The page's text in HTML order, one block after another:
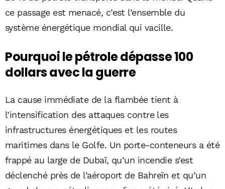
ce passage est menacé, c’est l’ensemble du
système énergétique mondial qui vacille.
Pourquoi le pétrole dépasse 100
dollars avec la guerre
La cause immédiate de la flambée tient à
l’intensification des attaques contre les
infrastructures énergétiques et les routes
maritimes dans le Golfe. Un porte-conteneurs a été
frappé au large de Dubaï, qu’un incendie s’est
déclenché près de l’aéroport de Bahreïn et qu’un